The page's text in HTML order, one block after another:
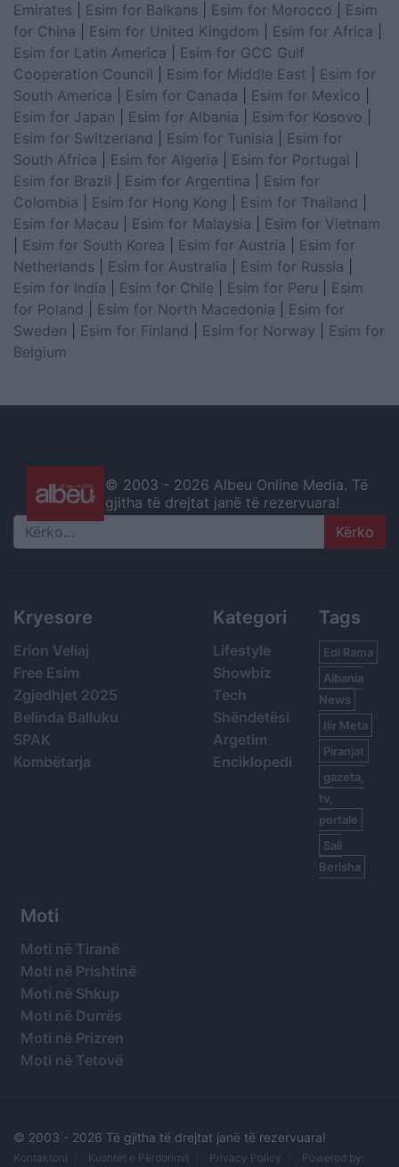
Emirates
Esim for Balkans Esim for Morocco
Esim
for China
Esim for United Kingdom Esim for Africa
Esim for Latin America
Esim for GCC Gulf
Cooperation Council
Esim for Middle East
Esim for
South America
Esim for Canada Esim for Mexico
Esim for Japan
Esim for Albania Esim for Kosovo
Esim for Switzerland
Esim for Tunisia
Esim for
South Africa
Esim for Algeria Esim for Portugal
Esim for Brazil
Esim for Argentina
Esim for
Colombia
Esim for Hong Kong Esim for Thailand
Esim for Macau
Esim for Malaysia
Esim for Vietnam
Esim for South Korea Esim for Austria
Esim for
Netherlands
Esim for Australia Esim for Russia
Esim for India
Esim for Chile Esim for Peru
Esim
for Poland
Esim for North Macedonia
Esim for
Sweden
Esim for Finland Esim for Norway
Esim for
Belgium
© 2003 - 2026 Albeu Online Media. Të
gjitha të drejtat janë të rezervuara!
Search
Kryesore
Erion Veliaj
Free Esim
Zgjedhjet 2025
Belinda Balluku
SPAK
Kombëtarja
Kategori
Lifestyle
Showbiz
Tech
Shëndetësi
Argetim
Enciklopedi
Tags
Edi Rama
Albania
News
Ilir Meta
Piranjat
gazeta,
tv,
portale
Sali
Berisha
Moti
Moti në Tiranë
Moti në Prishtinë
Moti në Shkup
Moti në Durrës
Moti në Prizren
Moti në Tetovë
© 2003 - 2026 Të gjitha të drejtat janë të rezervuara!
Kontaktoni Kushtet e Përdorimit Privacy Policy Powered by: